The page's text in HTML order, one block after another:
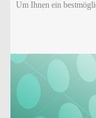
Um Ihnen ein